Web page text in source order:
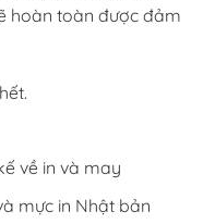
hoàn toàn được đảm
về in và may
mực in Nhật bản